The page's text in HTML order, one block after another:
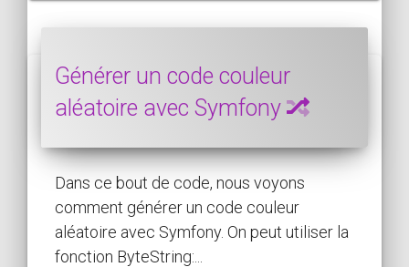
Générer un code couleur
aléatoire avec Symfony
Dans ce bout de code, nous voyons
comment générer un code couleur
aléatoire avec Symfony. On peut utiliser la
fonction ByteString:...